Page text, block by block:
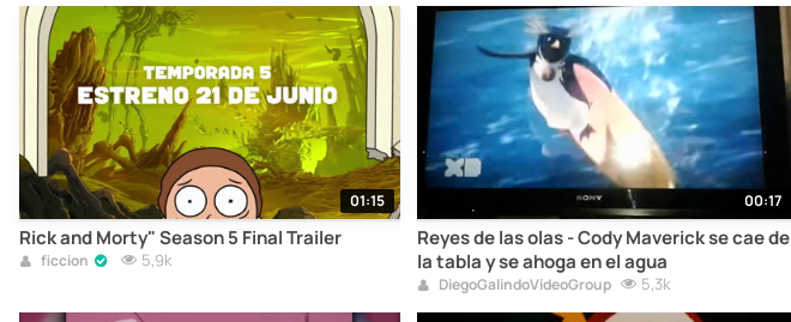
01:15
Rick and Morty" Season 5 Final Trailer
ficcion 5,9k
00:17
Reyes de las olas - Cody Maverick se cae de
la tabla y se ahoga en el agua
DiegoGalindoVideoGroup 5,3k